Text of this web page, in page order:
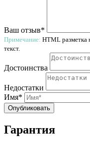
Ваш отзыв*
Примечание: HTML разметка
текст.
Достоинства
Недостатки
Имя*
Опубликовать
Гарантия